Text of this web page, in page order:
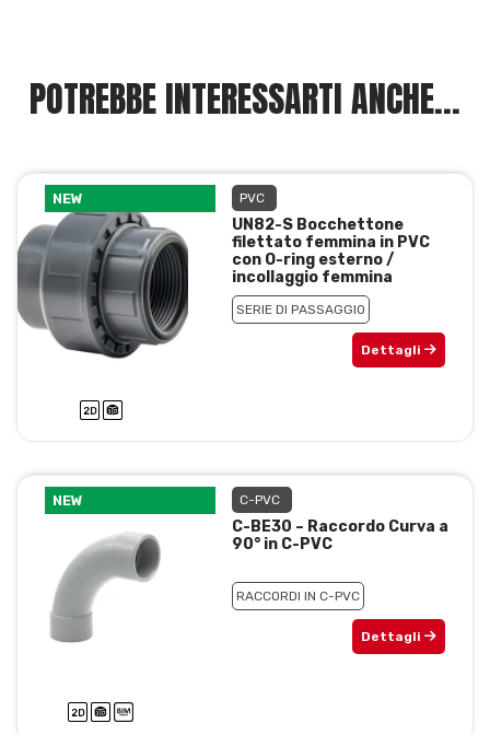
POTREBBE INTERESSARTI ANCHE...
NEW PVC
UN82-S Bocchettone
filettato femmina in PVC
con O-ring esterno /
incollaggio femmina
SERIE DI PASSAGGIO
Dettagli
NEW C-PVC
C-BE30 – Raccordo Curva a
90° in C-PVC
RACCORDI IN C-PVC
Dettagli